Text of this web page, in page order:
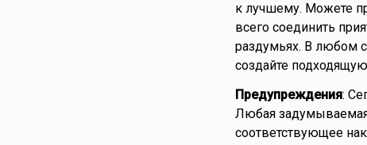
к лучшему. Можете
всего соединить
раздумьях. В любом
создайте
Предупреждения:
Любая задумываемая
соответствующее